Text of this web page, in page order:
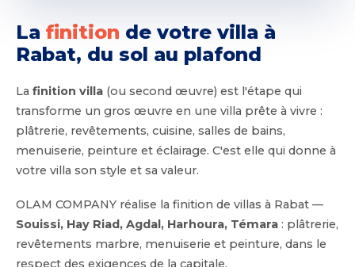
La finition de votre villa à
Rabat, du sol au plafond
La finition villa (ou second œuvre) est l'étape qui
transforme un gros œuvre en une villa prête à vivre :
plâtrerie, revêtements, cuisine, salles de bains,
menuiserie, peinture et éclairage. C'est elle qui donne à
votre villa son style et sa valeur.
OLAM COMPANY réalise la finition de villas à Rabat —
Souissi, Hay Riad, Agdal, Harhoura, Témara : plâtrerie,
revêtements marbre, menuiserie et peinture, dans le
respect des exigences de la capitale.